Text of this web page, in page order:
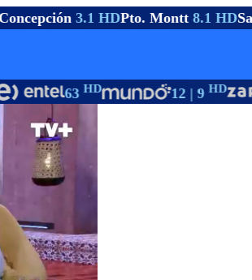
3.1 HDPto. Montt8.1 HD
63HD 12 | 9HD